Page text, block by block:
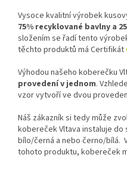
Vysoce kvalitní výrobek
75% recyklované bavlny a
složením se řadí tento
těchto produktů má Certifikát
Výhodou našeho koberečku
provedení v jednom.
vzor vytvoří ve dvou
Náš zákazník si tedy může
kobereček Vltava instaluje
bílo/černá a nebo černo/bílá.
tohoto produktu, kobereček